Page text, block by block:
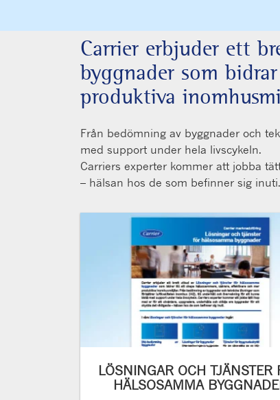
Carrier erbjuder ett
byggnader som
produktiva
Från bedömning av byggnader och
med support under hela livscykeln.
Carriers experter kommer att jobba
– hälsan hos de som befinner sig inuti.
LÖSNINGAR OCH TJÄNSTER
HÄLSOSAMMA